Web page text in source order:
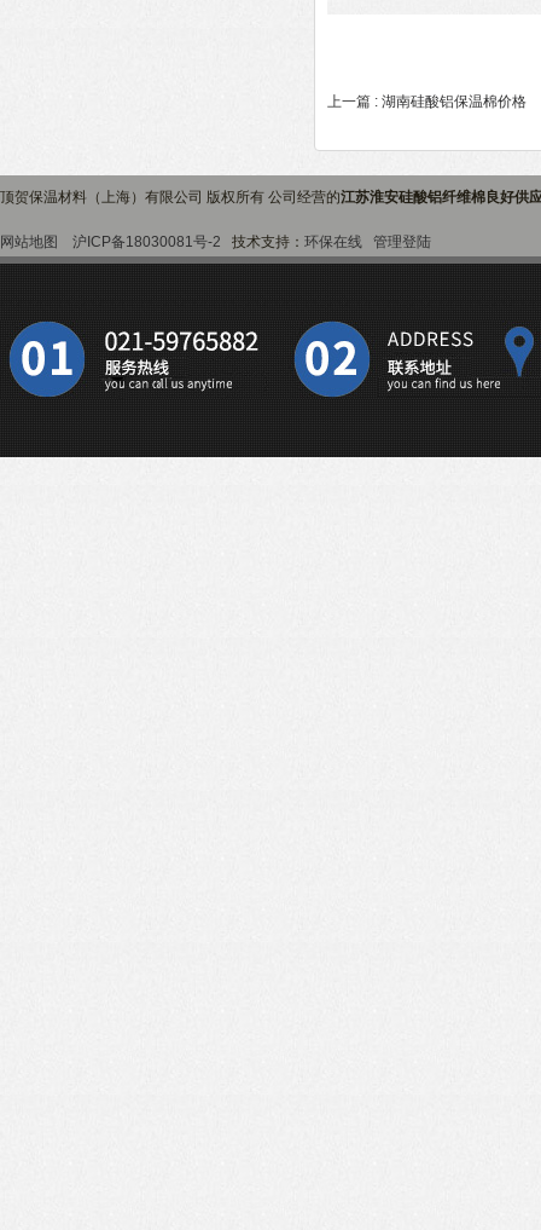
上一篇 : 湖南硅酸铝保温棉价格
顶贺保温材料（上海）有限公司 版权所有 公司经营的江苏淮安硅酸铝纤维棉良好供
网站地图 沪ICP备18030081号-2 技术支持： 环保在线 管理登陆